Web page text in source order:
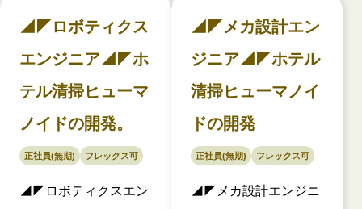
◢◤ロボティクス
エンジニア◢◤ホ
テル清掃ヒューマ
ノイドの開発。
正社員(無期) フレックス可
◢◤ロボティクスエン
◢◤メカ設計エン
ジニア◢◤ホテル
清掃ヒューマノイ
ドの開発
正社員(無期) フレックス可
◢◤メカ設計エンジニ